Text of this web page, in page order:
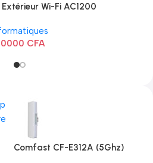
Wi-Fi AC1200
CFA
Comfast CF-E312A (5Ghz)